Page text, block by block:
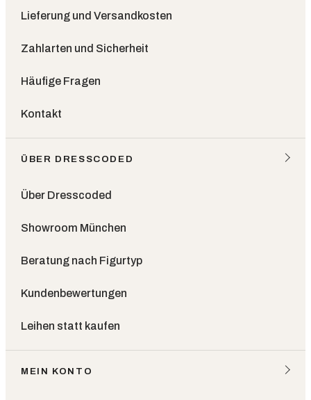
Lieferung und Versandkosten
Zahlarten und Sicherheit
Häufige Fragen
Kontakt
ÜBER DRESSCODED
Über Dresscoded
Showroom München
Beratung nach Figurtyp
Kundenbewertungen
Leihen statt kaufen
MEIN KONTO